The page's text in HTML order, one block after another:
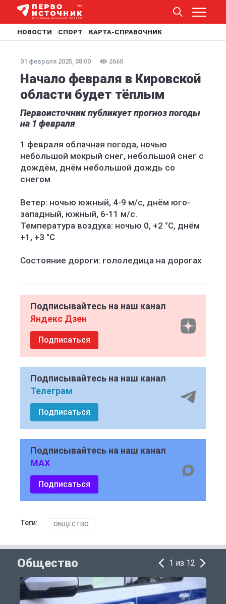
НОВОСТИ СПОРТ КАРТА-СПРАВОЧНИК
01 февраля 2025, 08:00 2660
Начало февраля в Кировской
области будет тёплым
Первоисточник публикует прогноз погоды
на 1 февраля
1 февраля облачная погода, ночью
небольшой мокрый снег, небольшой снег с
дождём, днём небольшой дождь со
снегом
Ветер: ночью южный, 4-9 м/с, днём юго-
западный, южный, 6-11 м/с.
Температура воздуха: ночью 0, +2 °C, днём
+1, +3 °C
Состояние дороги: гололедица на дорогах
Подписывайтесь на наш канал
Яндекс Дзен
Подписаться
Подписывайтесь на наш канал
Телеграм
Подписаться
Подписывайтесь на наш канал
MAX
Подписаться
Теги: ОБЩЕСТВО
Общество 1 из 12